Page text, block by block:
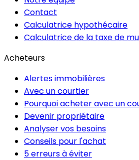
Contact
Calculatrice hypothécaire
Calculatrice de la taxe de
Acheteurs
Alertes immobilières
Avec un courtier
Pourquoi acheter avec un
Devenir propriétaire
Analyser vos besoins
Conseils pour l'achat
5 erreurs à éviter